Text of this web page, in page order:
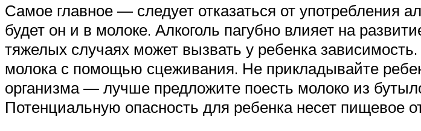
Самое главное — следует отказаться от употребления
будет он и в молоке. Алкоголь пагубно влияет на
тяжелых случаях может вызвать у ребенка
молока с помощью сцеживания. Не прикладывайте
организма — лучше предложите поесть молоко из
Потенциальную опасность для ребенка несет пищевое